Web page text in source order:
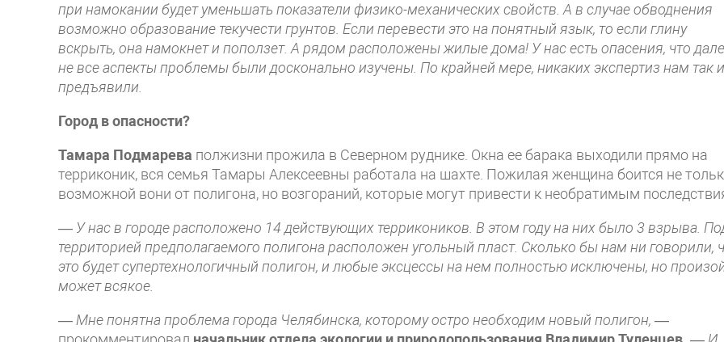
при намокании будет уменьшать показатели физико-механических свойств. А в случае обводнения
возможно образование текучести грунтов. Если перевести это на понятный язык, то если глину
вскрыть, она намокнет и поползет. А рядом расположены жилые дома! У нас есть опасения, что
не все аспекты проблемы были досконально изучены. По крайней мере, никаких экспертиз нам так
предъявили.
Город в опасности?
Тамара Подмарева полжизни прожила в Северном руднике. Окна ее барака выходили прямо на
терриконик, вся семья Тамары Алексеевны работала на шахте. Пожилая женщина боится не
возможной вони от полигона, но возгораний, которые могут привести к необратимым
— У нас в городе расположено 14 действующих террикоников. В этом году на них было 3 взрыва.
территорией предполагаемого полигона расположен угольный пласт. Сколько бы нам ни говорили,
это будет супертехнологичный полигон, и любые эксцессы на нем полностью исключены, но
может всякое.
—Мне понятна проблема города Челябинска, которому остро необходим новый полигон, —